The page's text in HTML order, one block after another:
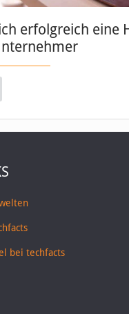
erfolgreich eine
bei techfacts